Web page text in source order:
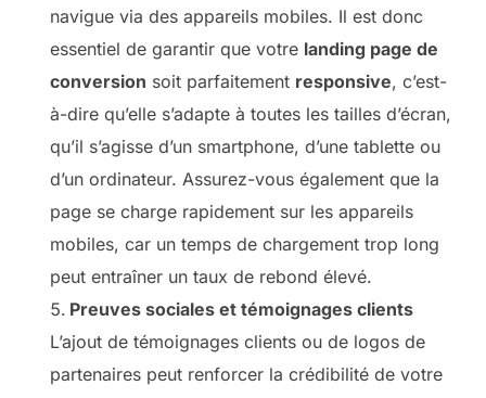
navigue via des appareils mobiles. Il est donc
essentiel de garantir que votre landing page de
conversion soit parfaitement responsive, c’est-
à-dire qu’elle s’adapte à toutes les tailles d’écran,
qu’il s’agisse d’un smartphone, d’une tablette ou
d’un ordinateur. Assurez-vous également que la
page se charge rapidement sur les appareils
mobiles, car un temps de chargement trop long
peut entraîner un taux de rebond élevé.
Preuves sociales et témoignages clients
L’ajout de témoignages clients ou de logos de
partenaires peut renforcer la crédibilité de votre